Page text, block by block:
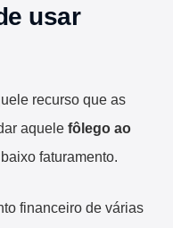
usar
recurso que as
aquele fôlego ao
faturamento.
financeiro de várias